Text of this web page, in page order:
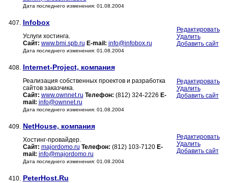
Дата последнего изменения: 01.08.2004
407. Infobox
Услуги хостинга.
Сайт: www.bmi.spb.ru E-mail: info@infobox.ru
Дата последнего изменения: 01.08.2004
Редактировать
Удалить
Добавить сайт
408. Internet-Project, компания
Реализация собственных проектов и разработка
сайтов заказчика.
Сайт: www.ownnet.ru Телефон: (812) 324-2226 E-
mail: info@ownnet.ru
Дата последнего изменения: 01.08.2004
Редактировать
Удалить
Добавить сайт
409. NetHouse, компания
Хостинг-провайдер.
Сайт: majordomo.ru Телефон: (812) 103-7120 E-
mail: info@majordomo.ru
Дата последнего изменения: 01.08.2004
Редактировать
Удалить
Добавить сайт
410. PeterHost.Ru